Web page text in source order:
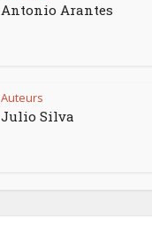
Antonio Arantes
Auteurs
Julio Silva